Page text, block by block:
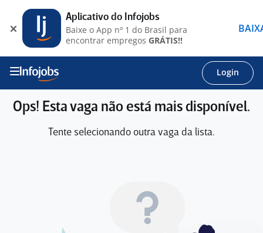
Login
Ops! Esta vaga não está mais disponível.
Tente selecionando outra vaga da lista.
Aplicativo do Infojobs
Baixe o App nº 1 do Brasil para
encontrar empregos GRÁTIS!!